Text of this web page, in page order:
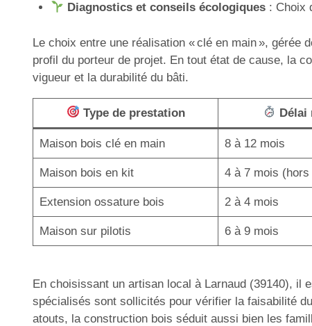
Diagnostics et conseils écologiques: Choix
Le choix entre une réalisation « clé en main », gérée
profil du porteur de projet. En tout état de cause, la
vigueur et la durabilité du bâti.
Type de prestation Délai
Maison bois clé en main 8 à 12 mois
Maison bois en kit 4 à 7 mois (hors
Extension ossature bois 2 à 4 mois
Maison sur pilotis 6 à 9 mois
En choisissant un artisan local à Larnaud (39140), il
spécialisés sont sollicités pour vérifier la faisabilité
atouts, la construction bois séduit aussi bien les